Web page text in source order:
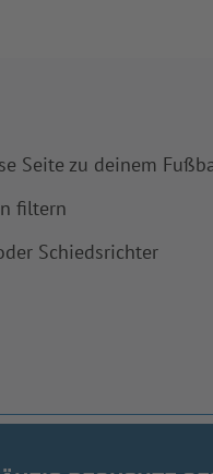
Seite zu deinem
filtern
Schiedsrichter